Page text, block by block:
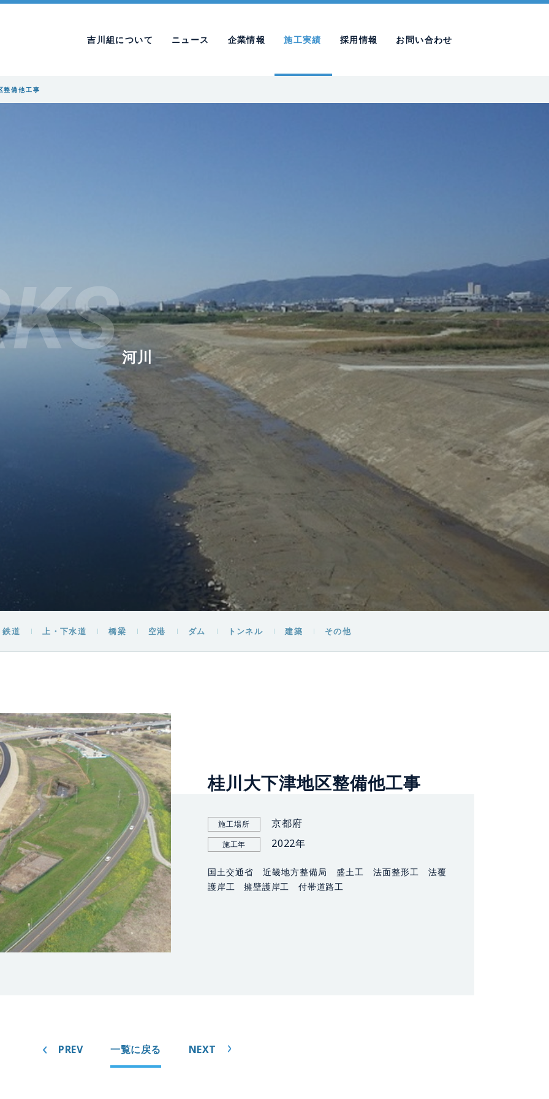
吉川組について ニュース 企業情報 施工実績 採用情報 お問い合わせ
整備他工事
河川
鉄道 上・下水道 橋梁 空港 ダム トンネル 建築 その他
桂川大下津地区整備他工事
施工場所 京都府
施工年 2022年
国土交通省 近畿地方整備局 盛土工 法面整形工 法覆
護岸工 擁壁護岸工 付帯道路工
PREV 一覧に戻る NEXT